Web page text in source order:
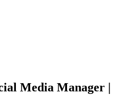
Media Manager |